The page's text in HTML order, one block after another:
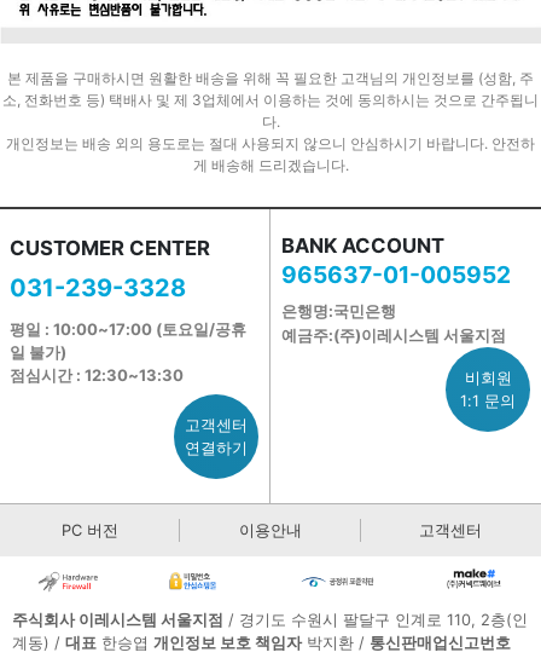
본 제품을 구매하시면 원활한 배송을 위해 꼭 필요한 고객님의 개인정보를 (성함, 주
소, 전화번호 등) 택배사 및 제 3업체에서 이용하는 것에 동의하시는 것으로 간주됩니
다.
개인정보는 배송 외의 용도로는 절대 사용되지 않으니 안심하시기 바랍니다. 안전하
게 배송해 드리겠습니다.
CUSTOMER CENTER
031-239-3328
평일 : 10:00~17:00 (토요일/공휴
일 불가)
점심시간 : 12:30~13:30
고객센터
연결하기
BANK ACCOUNT
965637-01-005952
은행명:국민은행
예금주:(주)이레시스템 서울지점
비회원
1:1 문의
PC 버전 이용안내 고객센터
주식회사 이레시스템 서울지점 / 경기도 수원시 팔달구 인계로 110, 2층(인
계동) / 대표 한승엽 개인정보 보호 책임자박지환 / 통신판매업신고번호